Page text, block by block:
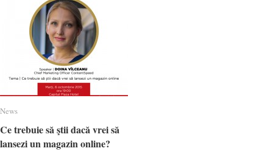
News
Ce trebuie să ştii dacă vrei să
lansezi un magazin online?
News
Ce trebuie să ştii dacă vrei să
lansezi un magazin online?